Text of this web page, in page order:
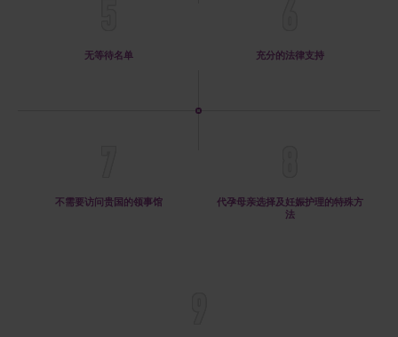
无等待名单 充分的法律支持
不需要访问贵国的领事馆
代孕母亲选择及妊娠护理的特殊方
法